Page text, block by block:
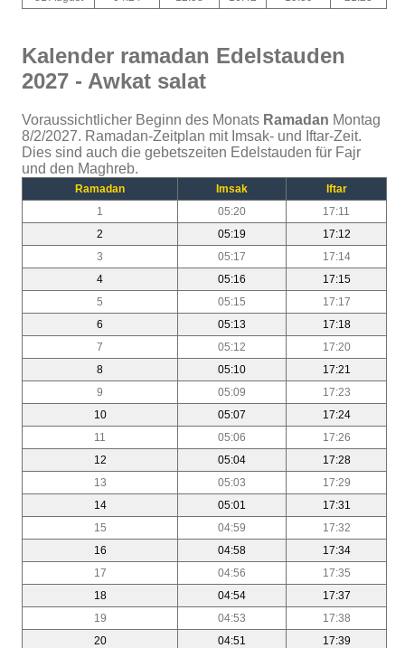
Kalender ramadan Edelstauden
2027 - Awkat salat
Voraussichtlicher Beginn des Monats Ramadan Montag
8/2/2027. Ramadan-Zeitplan mit Imsak- und Iftar-Zeit.
Dies sind auch die gebetszeiten Edelstauden für Fajr
und den Maghreb.
Ramadan Imsak
Iftar
1
05:20
17:11
2
05:19
17:12
3
05:17
17:14
4
05:16
17:15
5
05:15
17:17
6
05:13
17:18
7
05:12
17:20
8
05:10
17:21
9
05:09
17:23
10
05:07
17:24
11
05:06
17:26
12
05:04
17:28
13
05:03
17:29
14
05:01
17:31
15
04:59
17:32
16
04:58
17:34
17
04:56
17:35
18
04:54
17:37
19
04:53
17:38
20
04:51
17:39